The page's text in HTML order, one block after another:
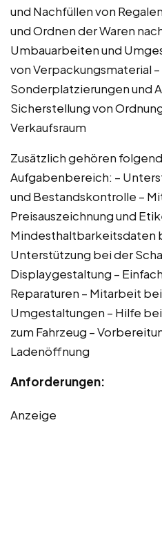
und Nachfüllen von
und Ordnen der Waren
Umbauarbeiten und
von Verpackungsmaterial
Sonderplatzierungen und
Sicherstellung von
Verkaufsraum
Zusätzlich gehören
Aufgabenbereich: –
und Bestandskontrolle –
Preisauszeichnung und
Mindesthaltbarkeitsdaten
Unterstützung bei der
Displaygestaltung –
Reparaturen – Mitarbeit
Umgestaltungen – Hilfe
zum Fahrzeug –
Ladenöffnung
Anforderungen:
Anzeige